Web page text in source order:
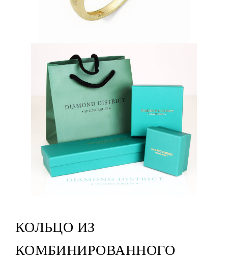
КОЛЬЦО ИЗ
КОМБИНИРОВАННОГО